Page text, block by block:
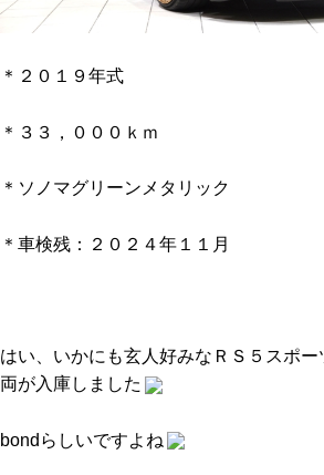
＊２０１９年式
＊３３，０００ｋｍ
＊ソノマグリーンメタリック
＊車検残：２０２４年１１月
はい、いかにも玄人好みなＲＳ５スポ
両が入庫しました
bondらしいですよね